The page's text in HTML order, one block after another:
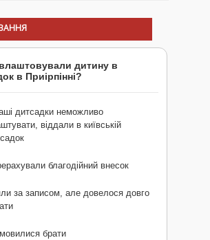
дитину в
в Приірпінні?
дитсадки неможливо
віддали в київській
благодійний внесок
за записом, але довелося довго
брати